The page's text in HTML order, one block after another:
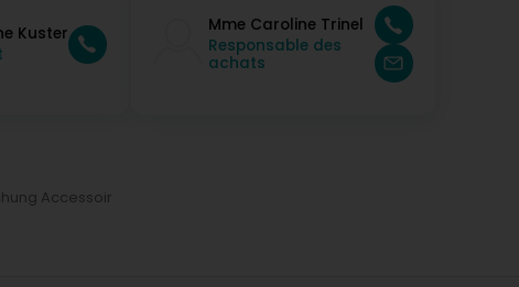
Kuster
Mme Caroline Trinel
Responsable des
achats
Accessoir